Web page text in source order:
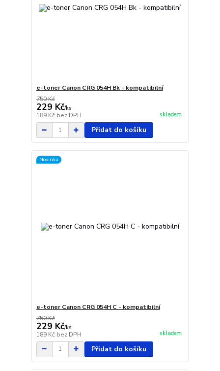
e-toner Canon CRG 054H Bk - kompatibilní
750 Kč
229 Kč/ks
189 Kč bez DPH skladem
Přidat do košíku
Novinka
e-toner Canon CRG 054H C - kompatibilní
750 Kč
229 Kč/ks
189 Kč bez DPH skladem
Přidat do košíku